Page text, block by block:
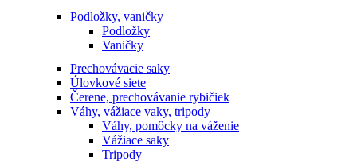
Podložky, vaničky
Podložky
Vaničky
Prechovávacie saky
Úlovkové siete
Čerene, prechovávanie rybičiek
Váhy, vážiace vaky, tripody
Váhy, pomôcky na váženie
Vážiace saky
Tripody